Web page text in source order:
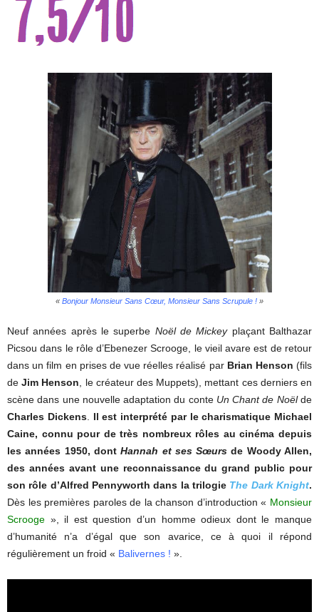
« Bonjour Monsieur Sans Cœur, Monsieur Sans Scrupule ! »
Neuf années après le superbe Noël de Mickey plaçant Balthazar
Picsou dans le rôle d’Ebenezer Scrooge, le vieil avare est de retour
dans un film en prises de vue réelles réalisé par Brian Henson (fils
deJim Henson , le créateur des Muppets), mettant ces derniers en
scène dans une nouvelle adaptation du conte Un Chant de Noëlde
Charles Dickens. Il est interprété par le charismatique Michael
Caine, connu pour de très nombreux rôles au cinéma depuis
les années 1950, dontHannah et ses Sœurs de Woody Allen,
des années avant une reconnaissance du grand public pour
son rôle d’Alfred Pennyworth dans la trilogie The Dark Knight.
Dès les premières paroles de la chanson d’introduction « Monsieur
Scrooge », il est question d’un homme odieux dont le manque
d’humanité n’a d’égal que son avarice, ce à quoi il répond
régulièrement un froid « Balivernes ! ».